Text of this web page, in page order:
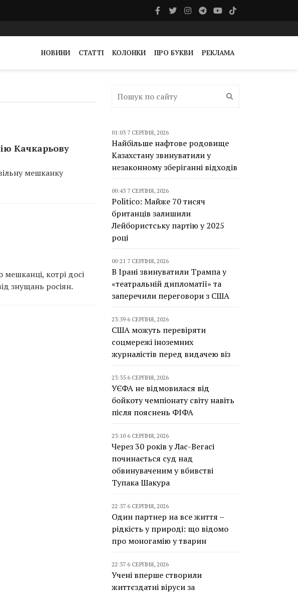
НОВИНИ СТАТТІ КОЛОНКИ ПРО БУКВИ РЕКЛАМА
Качкарьову
мешканку
котрі досі
знущань росіян.
01:03 7 СЕРПНЯ, 2026
Найбільше нафтове родовище
Казахстану звинуватили у
незаконному зберіганні відходів
00:43 7 СЕРПНЯ, 2026
Politico: Майже 70 тисяч
британців залишили
Лейбористську партію у 2025
році
00:21 7 СЕРПНЯ, 2026
В Ірані звинуватили Трампа у
«театральній дипломатії» та
заперечили переговори з США
23:59 6 СЕРПНЯ, 2026
США можуть перевіряти
соцмережі іноземних
журналістів перед видачею віз
23:35 6 СЕРПНЯ, 2026
УЄФА не відмовилася від
бойкоту чемпіонату світу навіть
після пояснень ФІФА
23:10 6 СЕРПНЯ, 2026
Через 30 років у Лас-Вегасі
починається суд над
обвинуваченим у вбивстві
Тупака Шакура
22:57 6 СЕРПНЯ, 2026
Один партнер на все життя –
рідкість у природі: що відомо
про моногамію у тварин
22:37 6 СЕРПНЯ, 2026
Учені вперше створили
життєздатні віруси за